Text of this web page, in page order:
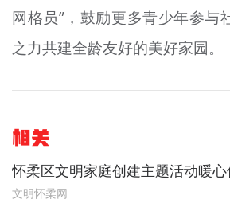
网格员”，鼓励更多青少年参与
之力共建全龄友好的美好家园。
相关
怀柔区文明家庭创建主题活动暖
文明怀柔网